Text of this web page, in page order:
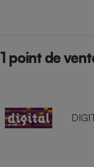
1 point de